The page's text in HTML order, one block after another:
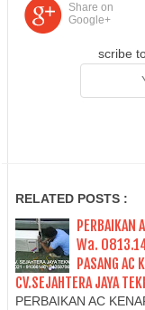
Share on
Google+
scribe
RELATED POSTS :
Wa.
PASANG
CV.SEJAHTERA JAYA
PERBAIKAN AC